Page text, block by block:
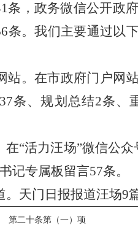
条，政务微信公开政
条。我们主要通过以
站。在市政府门户网
条、规划总结2条、
在“活力汪场”微信公
记专属板留言57条。
。天门日报报道汪场9
第二十条第（一）项